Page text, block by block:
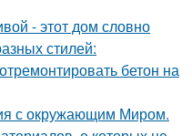
- этот дом словно
стилей:
бетон на
с окружающим Миром.